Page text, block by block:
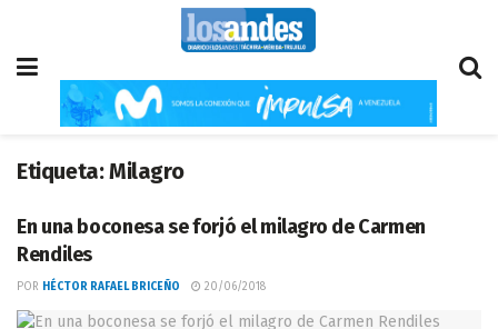
Etiqueta:Milagro
En una boconesa se forjó el milagro de Carmen
Rendiles
POR HÉCTOR RAFAEL BRICEÑO 20/06/2018